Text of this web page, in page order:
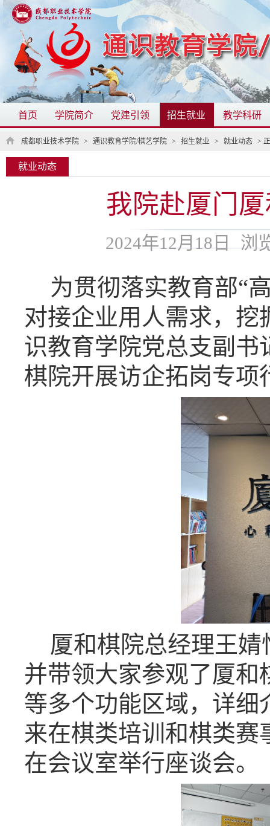
首页 学院简介 党建引领 招生就业 教学科研
成都职业技术学院 > 通识教育学院/棋艺学院 > 招生就业 > 就业动态 >
就业动态
我院赴厦门
2024年12月18日 浏
为贯彻落实教育部“
对接企业用人需求，挖
识教育学院党总支副
棋院开展访企拓岗专项
厦和棋院总经理王
并带领大家参观了厦
等多个功能区域，详细
来在棋类培训和棋类
在会议室举行座谈会。